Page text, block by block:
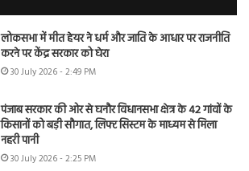
लोकसभा में मीत हेयर ने धर्म और जाति के आधार पर राजनीति
करने पर केंद्र सरकार को घेरा
30 July 2026 - 2:49 PM
पंजाब सरकार की ओर से घनौर विधानसभा क्षेत्र के 42 गांवों के
किसानों को बड़ी सौगात, लिफ्ट सिस्टम के माध्यम से मिला
नहरी पानी
30 July 2026 - 2:25 PM